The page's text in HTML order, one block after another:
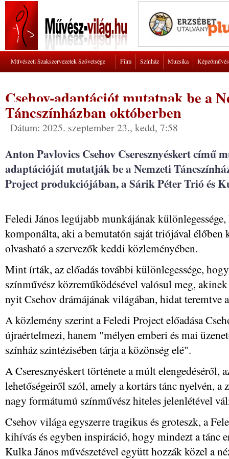
Művészeti Szakszervezetek Szövetsége Film Színház Muzsika
Csehov-adaptációt mutatnak be a
Táncszínházban októberben
Dátum: 2025. szeptember 23., kedd, 7:58
Anton Pavlovics Csehov Cseresznyéskert című
adaptációját mutatják be a Nemzeti
Project produkciójában, a Sárik Péter Trió és
Feledi János legújabb munkájának
komponálta, aki a bemutatón saját triójával élőben
olvasható a szervezők keddi közleményében.
Mint írták, az előadás további különlegessége,
színművész közreműködésével valósul meg,
nyit Csehov drámájának világában, hidat teremtve
A közlemény szerint a Feledi Project előadása
újraértelmezi, hanem "mélyen emberi és mai
színház szintézisében tárja a közönség elé".
A Cseresznyéskert története a múlt elengedéséről,
lehetőségeiről szól, amely a kortárs tánc nyelvén,
nagy formátumú színművész hiteles jelenlétével
Csehov világa egyszerre tragikus és groteszk, a
kihívás és egyben inspiráció, hogy mindezt a tánc
Kulka János művészetével együtt hozzák közel a